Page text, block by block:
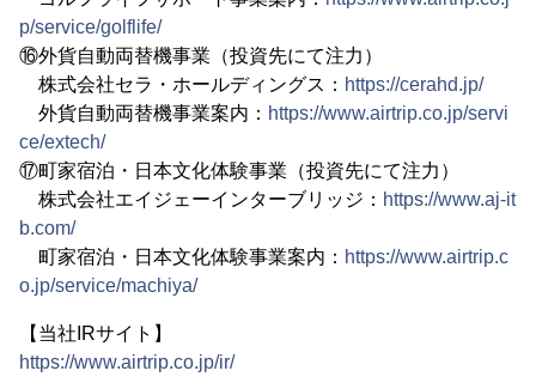
p/service/golflife/
⑯外貨自動両替機事業（投資先にて注力）
株式会社セラ・ホールディングス： https://cerahd.jp/
外貨自動両替機事業案内： https://www.airtrip.co.jp/servi
ce/extech/
⑰町家宿泊・日本文化体験事業（投資先にて注力）
株式会社エイジェーインターブリッジ： https://www.aj-it
b.com/
町家宿泊・日本文化体験事業案内： https://www.airtrip.c
o.jp/service/machiya/
【当社IRサイト】
https://www.airtrip.co.jp/ir/